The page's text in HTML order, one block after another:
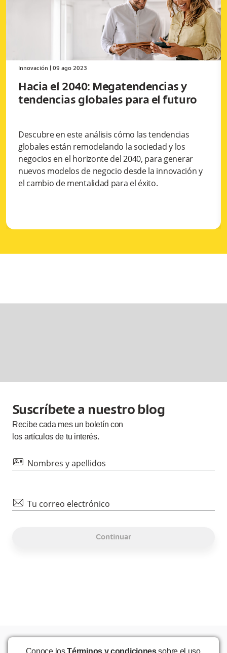
Innovación 09 ago 2023
Hacia el 2040: Megatendencias y
tendencias globales para el futuro
Descubre en este análisis cómo las tendencias
globales están remodelando la sociedad y los
negocios en el horizonte del 2040, para generar
nuevos modelos de negocio desde la innovación y
el cambio de mentalidad para el éxito.
Suscríbete a nuestro blog
Recibe cada mesun boletín con
los artículos de tu interés.
id Nombres y apellidos
mail Tu correo electrónico
Continuar
Conoce losTérminos y condicionessobre el uso